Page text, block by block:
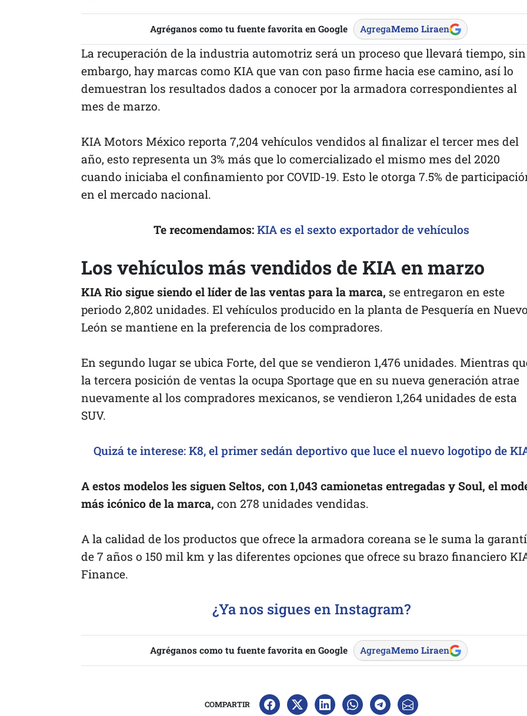
Agréganos como tu fuente favorita en Google AgregaMemo Liraen
La recuperación de la industria automotriz será un proceso que llevará tiempo, sin
embargo, hay marcas como KIA que van con paso firme hacia ese camino, así lo
demuestran los resultados dados a conocer por la armadora correspondientes al
mes de marzo.
KIA Motors México reporta 7,204 vehículos vendidos al finalizar el tercer mes del
año, esto representa un 3% más que lo comercializado el mismo mes del 2020
cuando iniciaba el confinamiento por COVID-19. Esto le otorga 7.5% de
en el mercado nacional.
Te recomendamos: KIA es el sexto exportador de vehículos
Los vehículos más vendidos de KIA en marzo
KIA Rio sigue siendo el líder de las ventas para la marca, se entregaron en este
periodo 2,802 unidades. El vehículos producido en la planta de Pesquería en Nuevo
León se mantiene en la preferencia de los compradores.
En segundo lugar se ubica Forte, del que se vendieron 1,476 unidades. Mientras
la tercera posición de ventas la ocupa Sportage que en su nueva generación atrae
nuevamente al los compradores mexicanos, se vendieron 1,264 unidades de esta
SUV.
Quizá te interese: K8, el primer sedán deportivo que luce el nuevo logotipo de
A estos modelos les siguen Seltos, con 1,043 camionetas entregadas y Soul, el
más icónico de la marca, con 278 unidades vendidas.
A la calidad de los productos que ofrece la armadora coreana se le suma la
de 7 años o 150 mil km y las diferentes opciones que ofrece su brazo financiero
Finance.
¿Ya nos sigues en Instagram?
Agréganos como tu fuente favorita en Google AgregaMemo Liraen
COMPARTIR